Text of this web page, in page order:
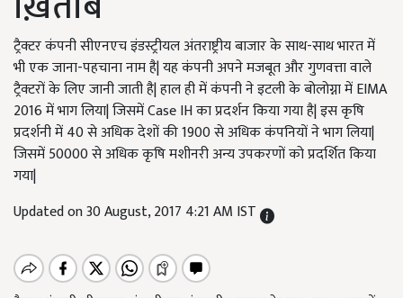
ट्रैक्टर कंपनी सीएनएच इंडस्ट्रीयल अंतराष्ट्रीय बाजार के साथ-साथ भारत में
भी एक जाना-पहचाना नाम है| यह कंपनी अपने मजबूत और गुणवत्ता वाले
ट्रैक्टरों के लिए जानी जाती है| हाल ही में कंपनी ने इटली के बोलोग्ना में EIMA
2016 में भाग लिया| जिसमें Case IH का प्रदर्शन किया गया है| इस कृषि
प्रदर्शनी में 40 से अधिक देशों की 1900 से अधिक कंपनियों ने भाग लिया|
जिसमें 50000 से अधिक कृषि मशीनरी अन्य उपकरणों को प्रदर्शित किया
गया|
Updated on 30 August, 2017 4:21 AM IST